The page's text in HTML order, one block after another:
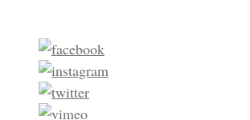
Inhalt
springen